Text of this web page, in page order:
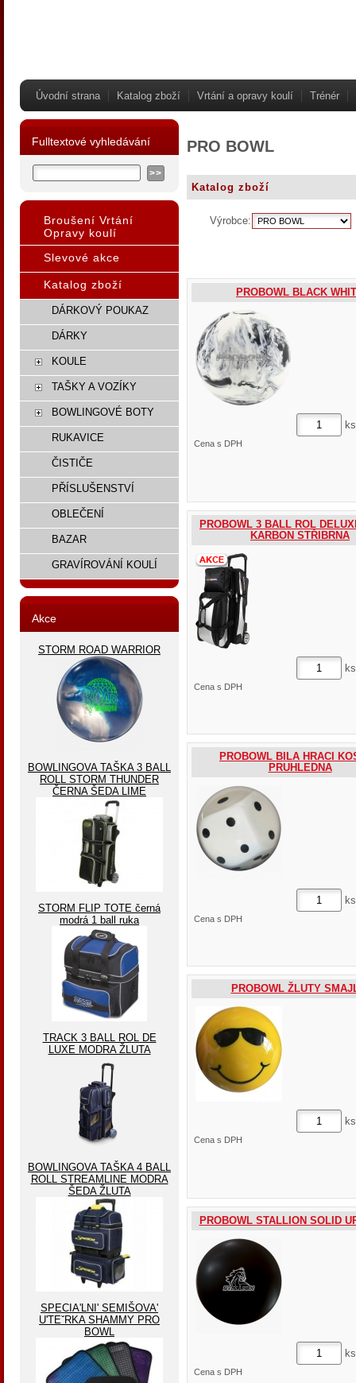
Úvodní strana Katalog zboží Vrtání a opravy koulí Trénér
PRO BOWL
Katalog zboží
Výrobce:
PROBOWL BLACK
ks
Cena s DPH
PROBOWL 3 BALL ROL
KARBON STŘIBRNA
ks
Cena s DPH
PROBOWL BILA HRACI
PRUHLEDNA
ks
Cena s DPH
PROBOWL ŽLUTY
ks
Cena s DPH
PROBOWL STALLION SOLID
ks
Cena s DPH
Fulltextové vyhledávání
Broušení Vrtání
Opravy koulí
Slevové akce
Katalog zboží
DÁRKOVÝ POUKAZ
DÁRKY
KOULE
TAŠKY A VOZÍKY
BOWLINGOVÉ BOTY
RUKAVICE
ČISTIČE
PŘÍSLUŠENSTVÍ
OBLEČENÍ
BAZAR
GRAVÍROVÁNÍ KOULÍ
Akce
STORM ROAD WARRIOR
BOWLINGOVA TAŠKA 3 BALL
ROLL STORM THUNDER
ČERNA ŠEDA LIME
STORM FLIP TOTE černá
modrá 1 ball ruka
TRACK 3 BALL ROL DE
LUXE MODRA ŽLUTA
BOWLINGOVA TAŠKA 4 BALL
ROLL STREAMLINE MODRA
ŠEDA ŽLUTA
SPECIA'LNI' SEMIŠOVA'
U'TEˇRKA SHAMMY PRO
BOWL